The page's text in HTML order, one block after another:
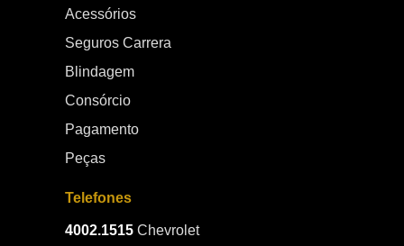
Acessórios
Seguros Carrera
Blindagem
Consórcio
Pagamento
Peças
Telefones
4002.1515 Chevrolet